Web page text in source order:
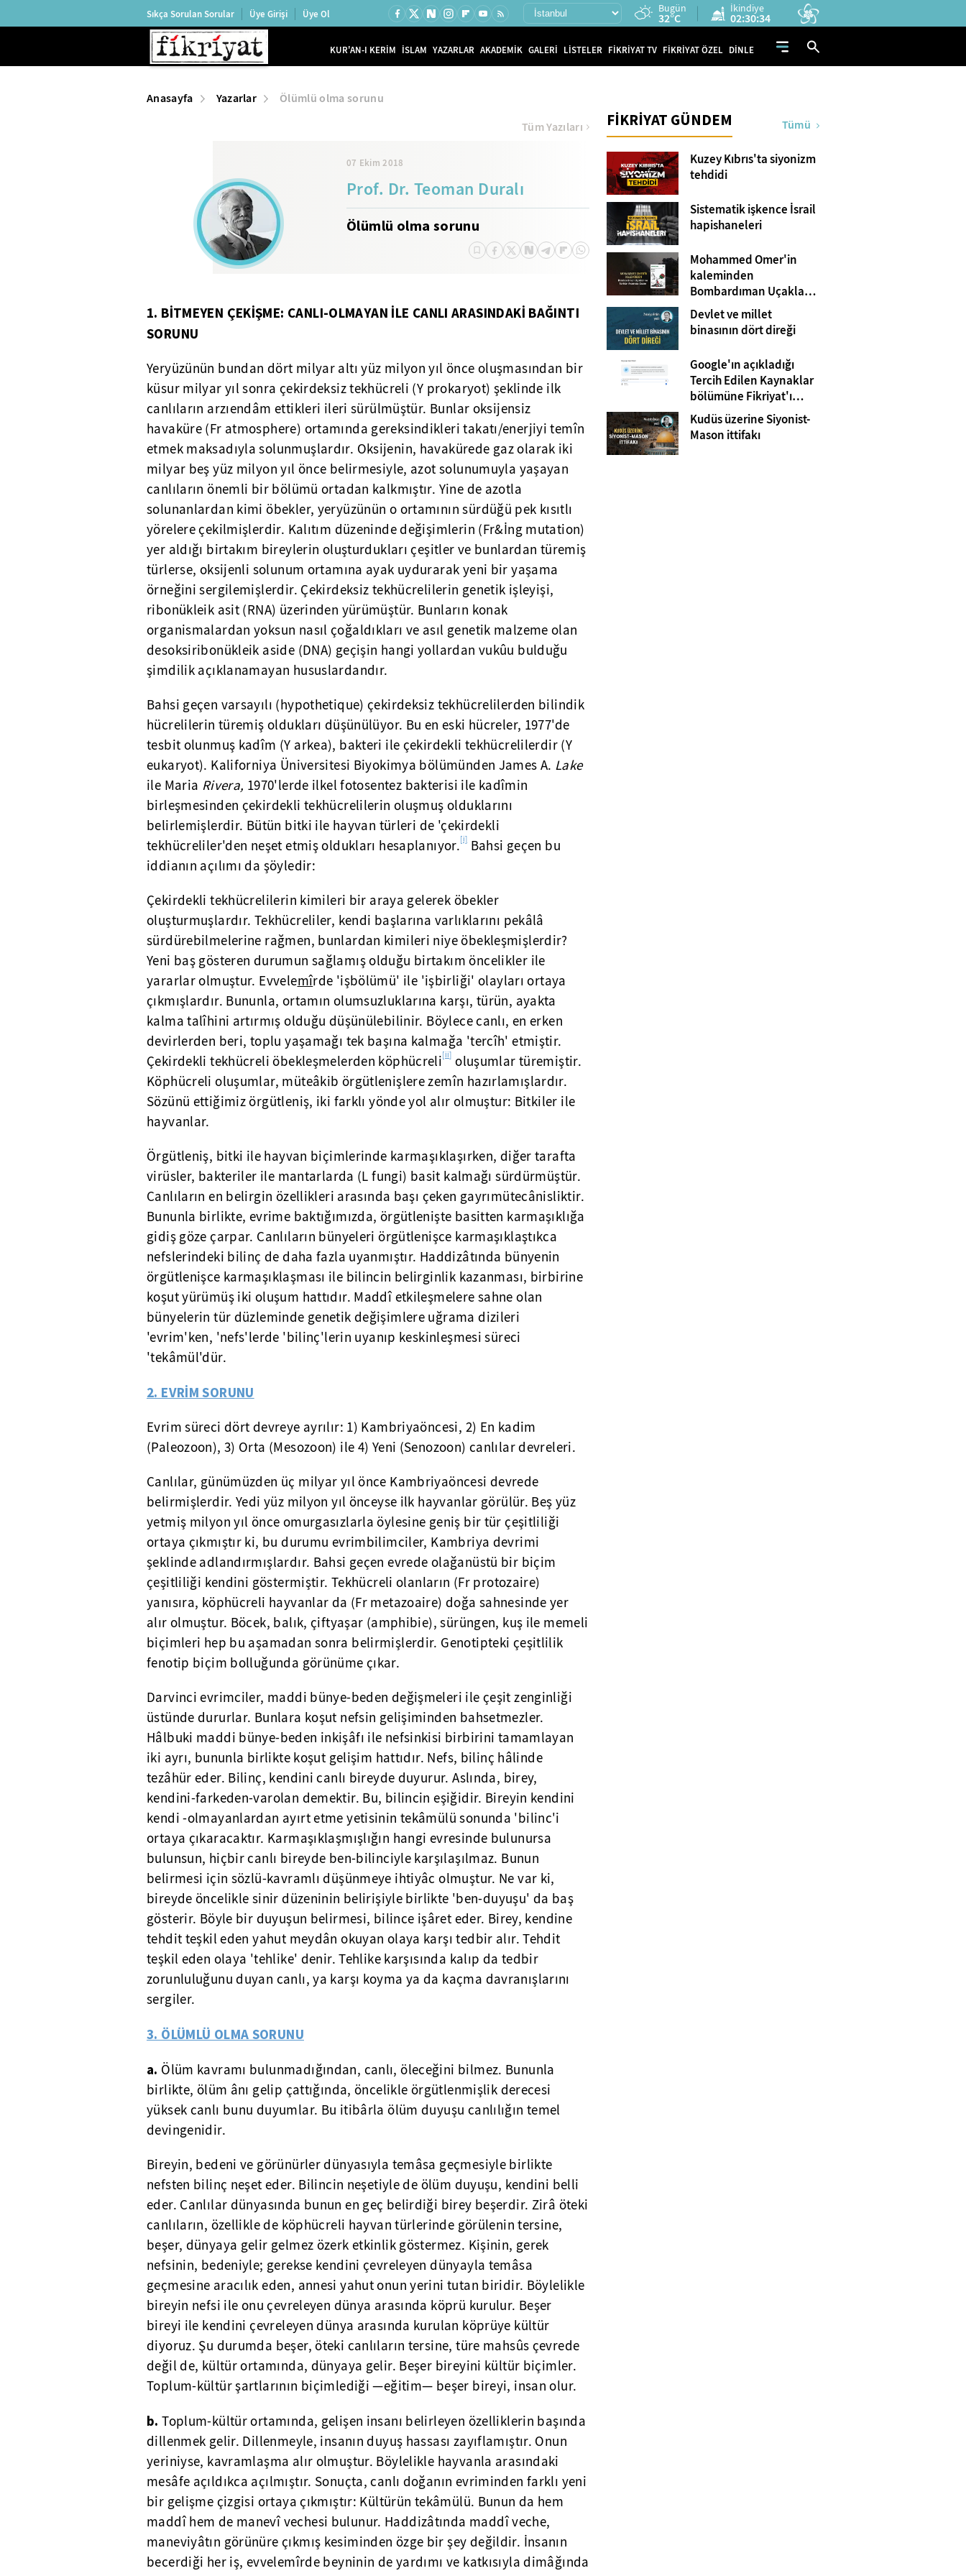
Sıkça Sorulan Sorular Üye Girişi Üye Ol Bugün
32°C
İkindiye
02:30:33
KUR'AN-I KERİM İSLAM YAZARLAR AKADEMİK GALERİ LİSTELER FİKRİYAT TV FİKRİYAT ÖZEL DİNLE
Anasayfa Yazarlar Ölümlü olma sorunu
07 Ekim 2018
Prof. Dr. Teoman Duralı
Ölümlü olma sorunu
Tüm Yazıları
1. BİTMEYEN ÇEKİŞME: CANLI-OLMAYAN İLE CANLI ARASINDAKİ BAĞINTI
SORUNU
Yeryüzünün bundan dört milyar altı yüz milyon yıl önce oluşmasından bir
küsur milyar yıl sonra çekirdeksiz tekhücreli (Y prokaryot) şeklinde ilk
canlıların arzıendâm ettikleri ileri sürülmüştür. Bunlar oksijensiz
havaküre (Fr atmosphere) ortamında gereksindikleri takatı/enerjiyi temîn
etmek maksadıyla solunmuşlardır. Oksijenin, havakürede gaz olarak iki
milyar beş yüz milyon yıl önce belirmesiyle, azot solunumuyla yaşayan
canlıların önemli bir bölümü ortadan kalkmıştır. Yine de azotla
solunanlardan kimi öbekler, yeryüzünün o ortamının sürdüğü pek kısıtlı
yörelere çekilmişlerdir. Kalıtım düzeninde değişimlerin (Fr&İng mutation)
yer aldığı birtakım bireylerin oluşturdukları çeşitler ve bunlardan türemiş
türlerse, oksijenli solunum ortamına ayak uydurarak yeni bir yaşama
örneğini sergilemişlerdir. Çekirdeksiz tekhücrelilerin genetik işleyişi,
ribonükleik asit (RNA) üzerinden yürümüştür. Bunların konak
organismalardan yoksun nasıl çoğaldıkları ve asıl genetik malzeme olan
desoksiribonükleik aside (DNA) geçişin hangi yollardan vukûu bulduğu
şimdilik açıklanamayan hususlardandır.
Bahsi geçen varsayılı (hypothetique) çekirdeksiz tekhücrelilerden bilindik
hücrelilerin türemiş oldukları düşünülüyor. Bu en eski hücreler, 1977'de
tesbit olunmuş kadîm (Y arkea), bakteri ile çekirdekli tekhücrelilerdir (Y
eukaryot). Kaliforniya Üniversitesi Biyokimya bölümünden James A. Lake
ile Maria Rivera, 1970'lerde ilkel fotosentez bakterisi ile kadîmin
birleşmesinden çekirdekli tekhücrelilerin oluşmuş olduklarını
belirlemişlerdir. Bütün bitki ile hayvan türleri de 'çekirdekli
tekhücreliler'den neşet etmiş oldukları hesaplanıyor.[i]Bahsi geçen bu
iddianın açılımı da şöyledir:
Çekirdekli tekhücrelilerin kimileri bir araya gelerek öbekler
oluşturmuşlardır. Tekhücreliler, kendi başlarına varlıklarını pekâlâ
sürdürebilmelerine rağmen, bunlardan kimileri niye öbekleşmişlerdir?
Yeni baş gösteren durumun sağlamış olduğu birtakım öncelikler ile
yararlar olmuştur. Evvelemîrde 'işbölümü' ile 'işbirliği' olayları ortaya
çıkmışlardır. Bununla, ortamın olumsuzluklarına karşı, türün, ayakta
kalma talîhini artırmış olduğu düşünülebilinir. Böylece canlı, en erken
devirlerden beri, toplu yaşamağı tek başına kalmağa 'tercîh' etmiştir.
Çekirdekli tekhücreli öbekleşmelerden köphücreli[ii] oluşumlar türemiştir.
Köphücreli oluşumlar, müteâkib örgütlenişlere zemîn hazırlamışlardır.
Sözünü ettiğimiz örgütleniş, iki farklı yönde yol alır olmuştur: Bitkiler ile
hayvanlar.
Örgütleniş, bitki ile hayvan biçimlerinde karmaşıklaşırken, diğer tarafta
virüsler, bakteriler ile mantarlarda (L fungi) basit kalmağı sürdürmüştür.
Canlıların en belirgin özellikleri arasında başı çeken gayrımütecânisliktir.
Bununla birlikte, evrime baktığımızda, örgütlenişte basitten karmaşıklığa
gidiş göze çarpar. Canlıların bünyeleri örgütlenişce karmaşıklaştıkca
nefslerindeki bilinç de daha fazla uyanmıştır. Haddizâtında bünyenin
örgütlenişce karmaşıklaşması ile bilincin belirginlik kazanması, birbirine
koşut yürümüş iki oluşum hattıdır. Maddî etkileşmelere sahne olan
bünyelerin tür düzleminde genetik değişimlere uğrama dizileri
'evrim'ken, 'nefs'lerde 'bilinç'lerin uyanıp keskinleşmesi süreci
'tekâmül'dür.
2. EVRİM SORUNU
Evrim süreci dört devreye ayrılır: 1) Kambriyaöncesi, 2) En kadim
(Paleozoon), 3) Orta (Mesozoon) ile 4) Yeni (Senozoon) canlılar devreleri.
Canlılar, günümüzden üç milyar yıl önce Kambriyaöncesi devrede
belirmişlerdir. Yedi yüz milyon yıl önceyse ilk hayvanlar görülür. Beş yüz
yetmiş milyon yıl önce omurgasızlarla öylesine geniş bir tür çeşitliliği
ortaya çıkmıştır ki, bu durumu evrimbilimciler, Kambriya devrimi
şeklinde adlandırmışlardır. Bahsi geçen evrede olağanüstü bir biçim
çeşitliliği kendini göstermiştir. Tekhücreli olanların (Fr protozaire)
yanısıra, köphücreli hayvanlar da (Fr metazoaire) doğa sahnesinde yer
alır olmuştur. Böcek, balık, çiftyaşar (amphibie), sürüngen, kuş ile memeli
biçimleri hep bu aşamadan sonra belirmişlerdir. Genotipteki çeşitlilik
fenotip biçim bolluğunda görünüme çıkar.
Darvinci evrimciler, maddi bünye-beden değişmeleri ile çeşit zenginliği
üstünde dururlar. Bunlara koşut nefsin gelişiminden bahsetmezler.
Hâlbuki maddi bünye-beden inkişâfı ile nefsinkisi birbirini tamamlayan
iki ayrı, bununla birlikte koşut gelişim hattıdır. Nefs, bilinç hâlinde
tezâhür eder. Bilinç, kendini canlı bireyde duyurur. Aslında, birey,
kendini-farkeden-varolan demektir. Bu, bilincin eşiğidir. Bireyin kendini
kendi -olmayanlardan ayırt etme yetisinin tekâmülü sonunda 'bilinc'i
ortaya çıkaracaktır. Karmaşıklaşmışlığın hangi evresinde bulunursa
bulunsun, hiçbir canlı bireyde ben-bilinciyle karşılaşılmaz. Bunun
belirmesi için sözlü-kavramlı düşünmeye ihtiyâc olmuştur. Ne var ki,
bireyde öncelikle sinir düzeninin belirişiyle birlikte 'ben-duyuşu' da baş
gösterir. Böyle bir duyuşun belirmesi, bilince işâret eder. Birey, kendine
tehdit teşkil eden yahut meydân okuyan olaya karşı tedbir alır. Tehdit
teşkil eden olaya 'tehlike' denir. Tehlike karşısında kalıp da tedbir
zorunluluğunu duyan canlı, ya karşı koyma ya da kaçma davranışlarını
sergiler.
3. ÖLÜMLÜ OLMA SORUNU
a. Ölüm kavramı bulunmadığından, canlı, öleceğini bilmez. Bununla
birlikte, ölüm ânı gelip çattığında, öncelikle örgütlenmişlik derecesi
yüksek canlı bunu duyumlar. Bu itibârla ölüm duyuşu canlılığın temel
devingenidir.
Bireyin, bedeni ve görünürler dünyasıyla temâsa geçmesiyle birlikte
nefsten bilinç neşet eder. Bilincin neşetiyle de ölüm duyuşu, kendini belli
eder. Canlılar dünyasında bunun en geç belirdiği birey beşerdir. Zirâ öteki
canlıların, özellikle de köphücreli hayvan türlerinde görülenin tersine,
beşer, dünyaya gelir gelmez özerk etkinlik göstermez. Kişinin, gerek
nefsinin, bedeniyle; gerekse kendini çevreleyen dünyayla temâsa
geçmesine aracılık eden, annesi yahut onun yerini tutan biridir. Böylelikle
bireyin nefsi ile onu çevreleyen dünya arasında köprü kurulur. Beşer
bireyi ile kendini çevreleyen dünya arasında kurulan köprüye kültür
diyoruz. Şu durumda beşer, öteki canlıların tersine, türe mahsûs çevrede
değil de, kültür ortamında, dünyaya gelir. Beşer bireyini kültür biçimler.
Toplum-kültür şartlarının biçimlediği —eğitim— beşer bireyi, insan olur.
b.Toplum-kültür ortamında, gelişen insanı belirleyen özelliklerin başında
dillenmek gelir. Dillenmeyle, insanın duyuş hassası zayıflamıştır. Onun
yeriniyse, kavramlaşma alır olmuştur. Böylelikle hayvanla arasındaki
mesâfe açıldıkca açılmıştır. Sonuçta, canlı doğanın evriminden farklı yeni
bir gelişme çizgisi ortaya çıkmıştır: Kültürün tekâmülü. Bunun da hem
maddî hem de manevî vechesi bulunur. Haddizâtında maddî veche,
maneviyâtın görünüre çıkmış kesiminden özge bir şey değildir. İnsanın
becerdiği her iş, evvelemîrde beyninin de yardımı ve katkısıyla dimâğında
FİKRİYAT GÜNDEM Tümü
Kuzey Kıbrıs'ta siyonizm
tehdidi
Sistematik işkence İsrail
hapishaneleri
Mohammed Omer'in
kaleminden
Bombardıman Uçakları
ve Tanklar Arasında
Gazze
Devlet ve millet
binasının dört direği
Google'ın açıkladığı
Tercih Edilen Kaynaklar
bölümüne Fikriyat'ı
eklemeyi unutmayın!
Kudüs üzerine Siyonist-
Mason ittifakı